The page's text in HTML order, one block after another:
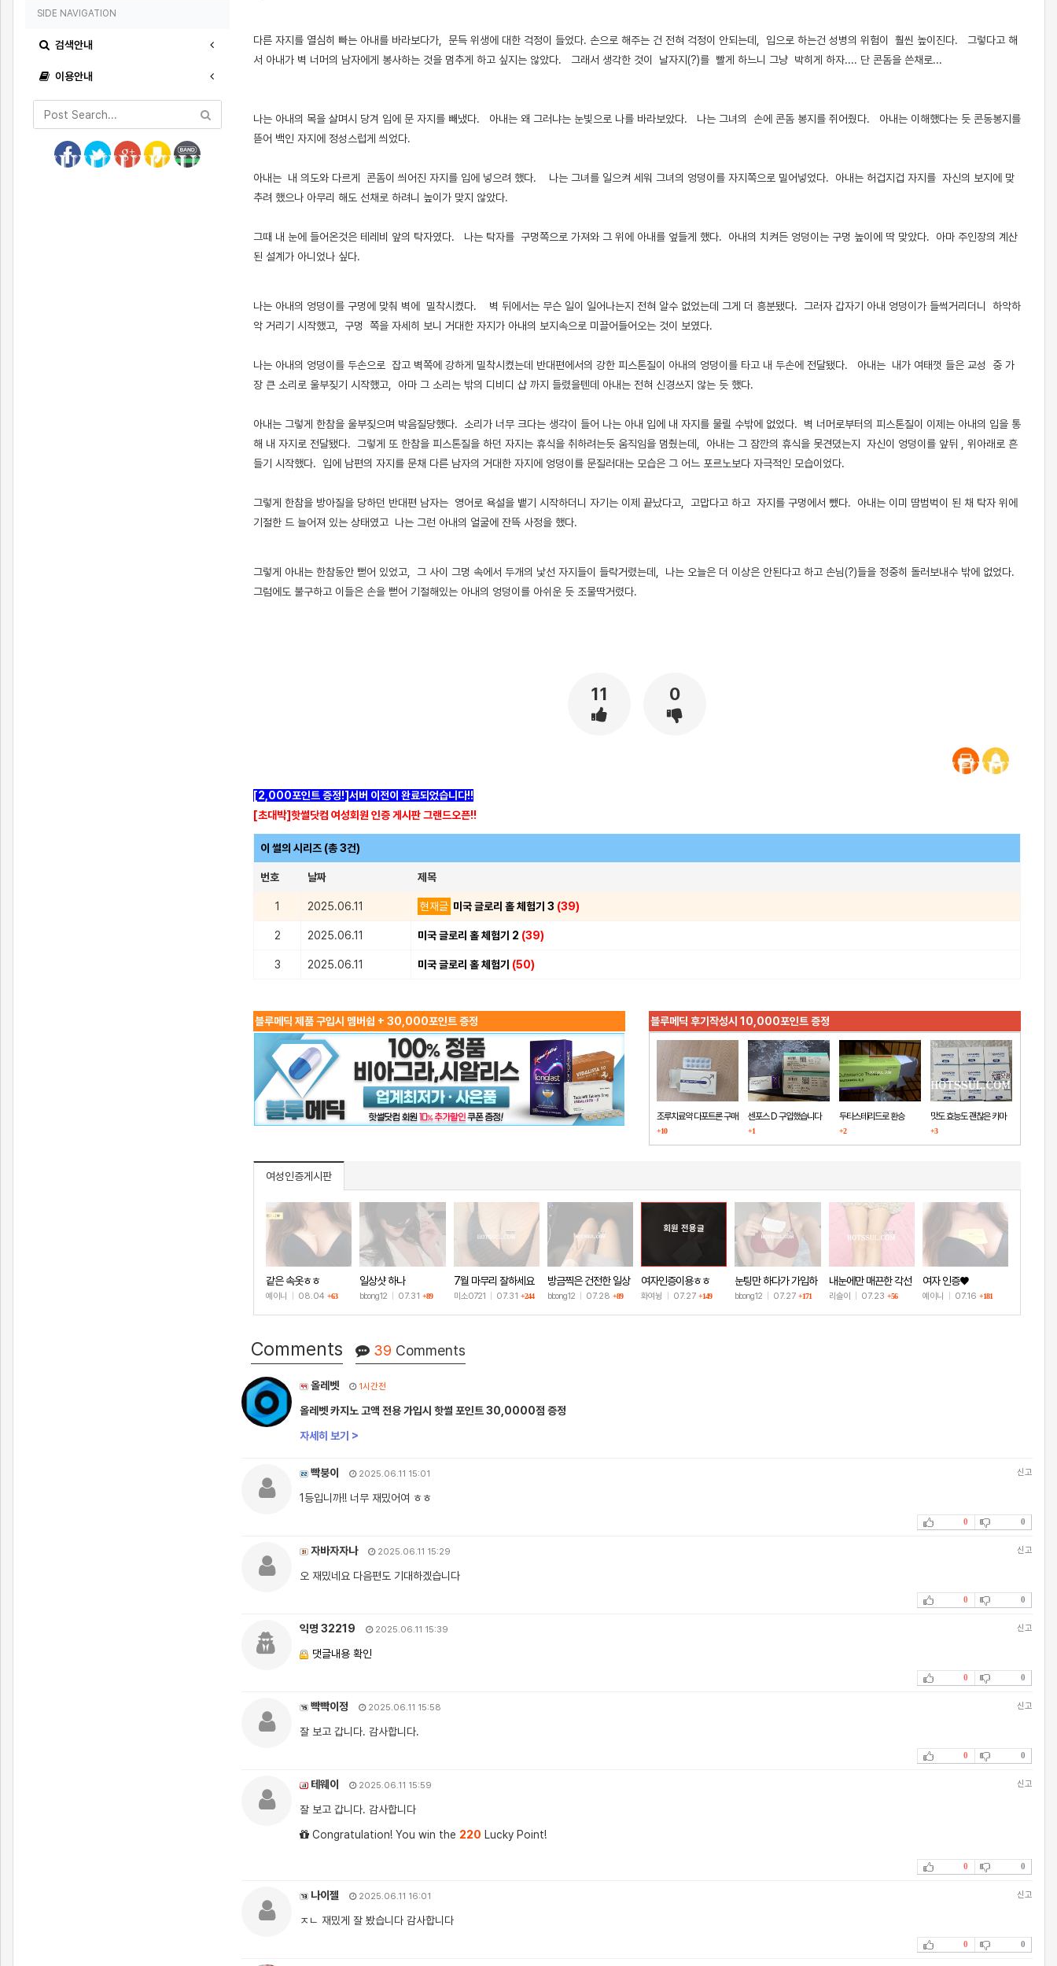
다른 자지를 열심히 빠는 아내를 바라보다가, 문득 위생에 대한 걱정이 들었다. 손으로 해주는 건 전혀 걱정이 안되는데, 입으로 하는건 성병의 위험이 훨씬 높이진다. 그렇다고 해
서 아내가 벽 너머의 남자에게 봉사하는 것을 멈추게 하고 싶지는 않았다. 그래서 생각한 것이 날자지(?)를 빨게 하느니 그냥 박히게 하자.... 단 콘돔을 쓴채로...
나는 아내의 목을 살며시 당겨 입에 문 자지를 빼냈다. 아내는 왜 그러냐는 눈빛으로 나를 바라보았다. 나는 그녀의 손에 콘돔 봉지를 쥐어줬다. 아내는 이해했다는 듯 콘동봉지를
뜯어 백인 자지에 정성스럽게 씌었다.
아내는 내 의도와 다르게 콘돔이 씌어진 자지를 입에 넣으려 했다. 나는 그녀를 일으켜 세워 그녀의 엉덩이를 자지쪽으로 밀어넣었다. 아내는 허겁지겁 자지를 자신의 보지에 맞
추려 했으나 아무리 해도 선채로 하려니 높이가 맞지 않았다.
그때 내 눈에 들어온것은 테레비 앞의 탁자였다. 나는 탁자를 구멍쪽으로 가져와 그 위에 아내를 엎들게 했다. 아내의 치켜든 엉덩이는 구멍 높이에 딱 맞았다. 아마 주인장의 계산
된 설계가 아니었나 싶다.
나는 아내의 엉덩이를 구멍에 맞춰 벽에 밀착시켰다. 벽 뒤에서는 무슨 일이 일어나는지 전혀 알수 없었는데 그게 더 흥분됐다. 그러자 갑자기 아내 엉덩이가 들썩거리더니 하악하
악 거리기 시작했고, 구멍 쪽을 자세히 보니 거대한 자지가 아내의 보지속으로 미끌어들어오는 것이 보였다.
나는 아내의 엉덩이를 두손으로 잡고 벽쪽에 강하게 밀착시켰는데 반대편에서의 강한 피스톤질이 아내의 엉덩이를 타고 내 두손에 전달됐다. 아내는 내가 여태껏 들은 교성 중 가
장 큰 소리로 울부짖기 시작했고, 아마 그 소리는 밖의 디비디 샵 까지 들렸을텐데 아내는 전혀 신경쓰지 않는 듯 했다.
아내는 그렇게 한참을 울부짖으며 박음질당했다. 소리가 너무 크다는 생각이 들어 나는 아내 입에 내 자지를 물릴 수밖에 없었다. 벽 너머로부터의 피스톤질이 이제는 아내의 입을 통
해 내 자지로 전달됐다. 그렇게 또 한참을 피스톤질을 하던 자지는 휴식을 취하려는듯 움직임을 멈췄는데, 아내는 그 잠깐의 휴식을 못견뎠는지 자신이 엉덩이를 앞뒤 , 위아래로 흔
들기 시작했다. 입에 남편의 자지를 문채 다른 남자의 거대한 자지에 엉덩이를 문질러대는 모습은 그 어느 포르노보다 자극적인 모습이었다.
그렇게 한참을 방아질을 당하던 반대편 남자는 영어로 욕설을 뱉기 시작하더니 자기는 이제 끝났다고, 고맙다고 하고 자지를 구멍에서 뺐다. 아내는 이미 땀범벅이 된 채 탁자 위에
기절한 드 늘어져 있는 상태였고 나는 그런 아내의 얼굴에 잔뜩 사정을 했다.
그렇게 아내는 한참동안 뻗어 있었고, 그 사이 그멍 속에서 두개의 낯선 자지들이 들락거렸는데, 나는 오늘은 더 이상은 안된다고 하고 손님(?)들을 정중히 돌러보내수 밖에 없었다.
그럼에도 불구하고 이들은 손을 뻗어 기절해있는 아내의 엉덩이를 아쉬운 듯 조물딱거렸다.
11 0
[2,000포인트 증정!]서버 이전이 완료되었습니다!!
[초대박]핫썰닷컴 여성회원 인증 게시판 그랜드오픈!!
이 썰의 시리즈 (총 3건)
번호 날짜 제목
1 2025.06.11 현재글 미국 글로리 홀 체험기 3 (39)
2 2025.06.11 미국 글로리 홀 체험기 2 (39)
3 2025.06.11 미국 글로리 홀 체험기 (50)
블루메딕 제품 구입시 멤버쉽 + 30,000포인트 증정 블루메딕 후기작성시 10,000포인트 증정
조루치료약 다포트론 구매
했습니다
+10
센포스 D 구입했습니다
+1
두타스테리드로 환승
+2
맛도 효능도 괜찮은 카마
그라
+3
여성인증게시판
같은 속옷ㅎㅎ
예이니 08.04 +63
일상샷 하나
bbong12 07.31+89
7월 마무리 잘하세요
🫶
미소0721 07.31 +244
방금찍은 건전한 일상
샷
bbong12 07.28 +89
회원 전용글
여자인증이용ㅎㅎ
화여뉭 07.27 +149
눈팅만 하다가 가입하
고 인증!
bbong12 07.27+171
내눈에만 매끈한 각선
미
리슬이 07.23 +56
여자 인증♥
예이니 07.16 +181
Comments 39 Comments
올레벳 1시간전
올레벳 카지노 고액 전용 가입시 핫썰 포인트 30,0000점 증정
자세히 보기 >
빡붕이 2025.06.11 15:01 신고
1등입니까!! 너무 재밌어여 ㅎㅎ
0 0
자바자자나 2025.06.11 15:29 신고
오 재밌네요 다음편도 기대하겠습니다
0 0
익명 32219 2025.06.11 15:39 신고
댓글내용 확인
0 0
빡빡이정 2025.06.11 15:58 신고
잘 보고 갑니다. 감사합니다.
0 0
테웨이 2025.06.11 15:59 신고
잘 보고 갑니다. 감사합니다
Congratulation! You win the 220 Lucky Point!
0 0
나이젤 2025.06.11 16:01 신고
ㅈㄴ 재밌게 잘 봤습니다 감사합니다
0 0
SIDE NAVIGATION
검색안내
이용안내